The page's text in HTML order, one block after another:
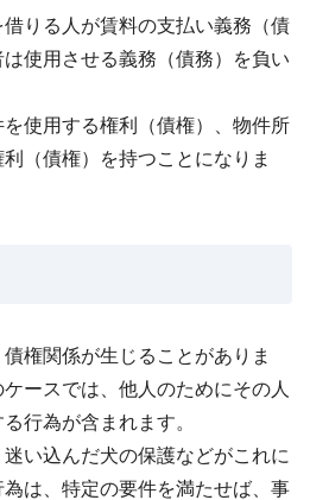
りる人が賃料の支払い義務（債
使用させる義務（債務）を負い
使用する権利（債権）、物件所
（債権）を持つことになりま
権関係が生じることがありま
ースでは、他人のためにその人
行為が含まれます。
い込んだ犬の保護などがこれに
は、特定の要件を満たせば、事